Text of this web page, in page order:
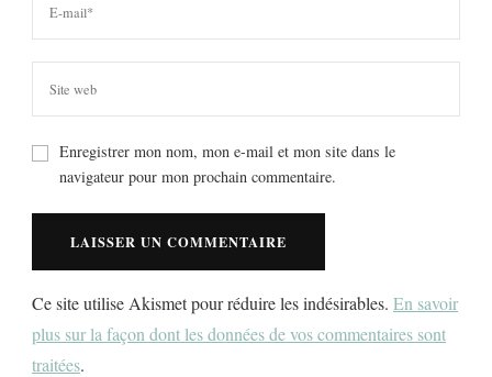
Enregistrer mon nom, mon e-mail et mon site dans le
navigateur pour mon prochain commentaire.
Ce site utilise Akismet pour réduire les indésirables. En savoir
plus sur la façon dont les données de vos commentaires sont
traitées.